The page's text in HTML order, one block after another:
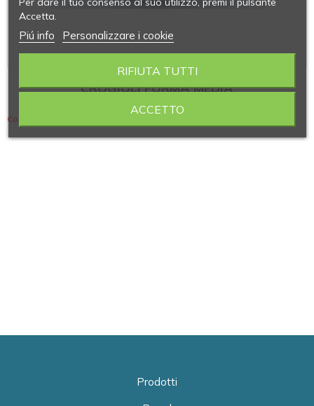
CROGIOLI FORMA MEDIA
Contiene 7 articoli
Prodotti
Accetta.
Piú info Personalizzare i cookie
RIFIUTA TUTTI
ACCETTO